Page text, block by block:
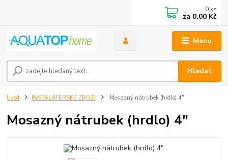
Menu
Hledat
0 ks
za 0,00 Kč
Úvod INSTALATÉRSKÉ ZBOŽÍ Mosazný nátrubek (hrdlo) 4"
Mosazný nátrubek (hrdlo) 4"